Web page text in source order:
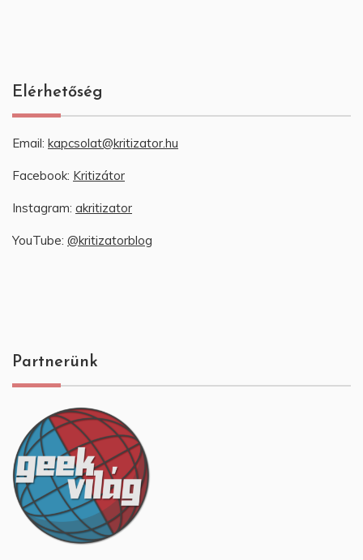
Elérhetőség
Email: kapcsolat@kritizator.hu
Facebook: Kritizátor
Instagram: akritizator
YouTube: @kritizatorblog
Partnerünk